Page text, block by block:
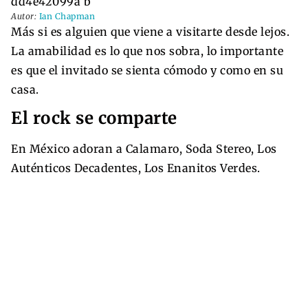
Autor: Ian Chapman
Más si es alguien que viene a visitarte desde lejos.
La amabilidad es lo que nos sobra, lo importante
es que el invitado se sienta cómodo y como en su
casa.
El rock se comparte
En México adoran a Calamaro, Soda Stereo, Los
Auténticos Decadentes, Los Enanitos Verdes.